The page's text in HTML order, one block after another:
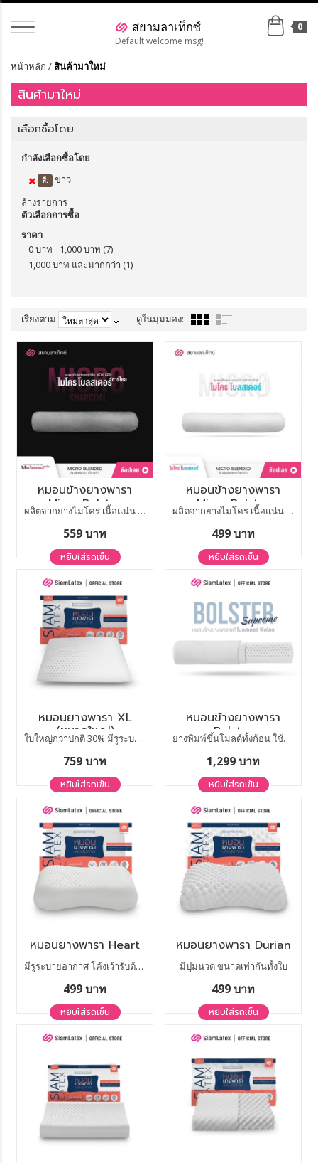
Default welcome msg!
0
หน้าหลัก /สินค้ามาใหม่
สินค้ามาใหม่
เลือกซื้อโดย
กำลังเลือกซื้อโดย
สี:
ขาว
ล้างรายการ
ตัวเลือกการซื้อ
ราคา
0 บาท - 1,000 บาท (7)
1,000 บาท และมากกว่า (1)
เรียงตาม
ดูในมุมมอง:
หมอนข้างยางพารา
Micro Bolster
Charcoal ผลิตจากยางไมโคร เนื้อแน่น เด้ง สูตรชาร์โคล
559 บาท
หยิบใส่รถเข็น
หมอนข้างยางพารา
Micro Bolster ผลิตจากยางไมโคร เนื้อแน่น เด้ง
499 บาท
หยิบใส่รถเข็น
หมอนยางพารา XL
(ขนาดใหญ่) ใบใหญ่กว่าปกติ 30% มีรูระบายอากาศ
759 บาท
หยิบใส่รถเข็น
หมอนข้างยางพารา
Bolster ยางพิมพ์ขึ้นโมลด์ทั้งก้อน ใช้ได้นาน 10 ปี
1,299 บาท
หยิบใส่รถเข็น
หมอนยางพารา Heart
มีรูระบายอากาศ โค้งเว้ารับต้นคอ
499 บาท
หยิบใส่รถเข็น
หมอนยางพารา Durian
มีปุ่มนวด ขนาดเท่ากันทั้งใบ
499 บาท
หยิบใส่รถเข็น